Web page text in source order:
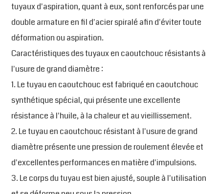
tuyaux d'aspiration, quant à eux, sont renforcés par une
double armature en fil d'acier spiralé afin d'éviter toute
déformation ou aspiration.
Caractéristiques des tuyaux en caoutchouc résistants à
l'usure de grand diamètre :
1. Le tuyau en caoutchouc est fabriqué en caoutchouc
synthétique spécial, qui présente une excellente
résistance à l'huile, à la chaleur et au vieillissement.
2. Le tuyau en caoutchouc résistant à l'usure de grand
diamètre présente une pression de roulement élevée et
d'excellentes performances en matière d'impulsions.
3. Le corps du tuyau est bien ajusté, souple à l'utilisation